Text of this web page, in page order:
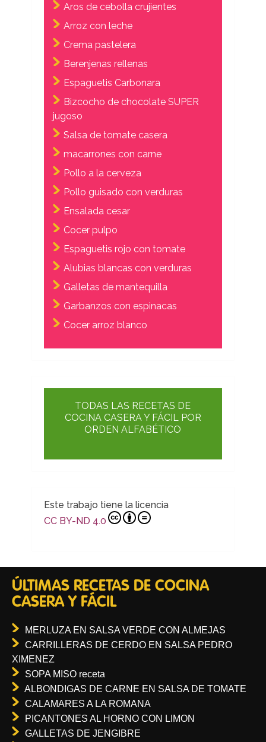
Aros de cebolla crujientes
Arroz con leche
Crema pastelera
Berenjenas rellenas
Espaguetis Carbonara
Bizcocho de chocolate SUPER
jugoso
Salsa de tomate casera
macarrones con carne
Pollo a la cerveza
Pollo guisado con verduras
Ensalada cesar
Cocer pulpo
Espaguetis rojo con tomate
Alubias blancas con verduras
Galletas de mantequilla
Garbanzos con espinacas
Cocer arroz blanco
TODAS LAS RECETAS DE
COCINA CASERA Y FÁCIL POR
ORDEN ALFABÉTICO
Este trabajo tiene la licencia
CC BY-ND 4.0
ÚLTIMAS RECETAS DE COCINA
CASERA Y FÁCIL
MERLUZA EN SALSA VERDE CON ALMEJAS
CARRILLERAS DE CERDO EN SALSA PEDRO
XIMENEZ
SOPA MISO receta
ALBONDIGAS DE CARNE EN SALSA DE TOMATE
CALAMARES A LA ROMANA
PICANTONES AL HORNO CON LIMON
GALLETAS DE JENGIBRE